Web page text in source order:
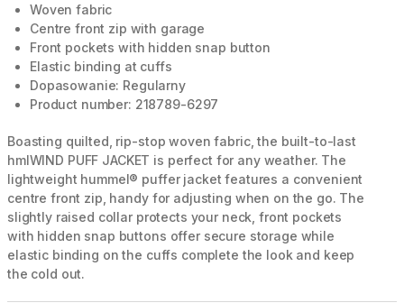
Woven fabric
Centre front zip with garage
Front pockets with hidden snap button
Elastic binding at cuffs
Dopasowanie: Regularny
Product number: 218789-6297
Boasting quilted, rip-stop woven fabric, the built-to-last
hmlWIND PUFF JACKET is perfect for any weather. The
lightweight hummel® puffer jacket features a convenient
centre front zip, handy for adjusting when on the go. The
slightly raised collar protects your neck, front pockets
with hidden snap buttons offer secure storage while
elastic binding on the cuffs complete the look and keep
the cold out.